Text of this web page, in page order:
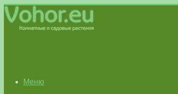
Меню